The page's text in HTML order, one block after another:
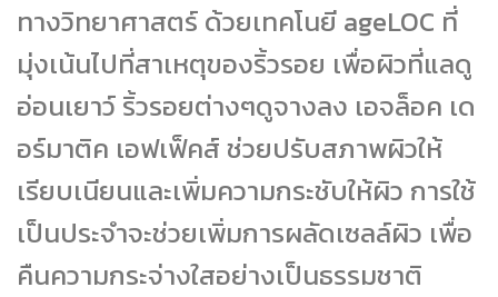
ทางวิทยาศาสตร์ ด้วยเทคโนยี ageLOC ที่
มุ่งเน้นไปที่สาเหตุของริ้วรอย เพื่อผิวที่แลดู
อ่อนเยาว์ ริ้วรอยต่างๆดูจางลง เอจล็อค เด
อร์มาติค เอฟเฟ็คส์ ช่วยปรับสภาพผิวให้
เรียบเนียนและเพิ่มความกระชับให้ผิว การใช้
เป็นประจำจะช่วยเพิ่มการผลัดเซลล์ผิว เพื่อ
คืนความกระจ่างใสอย่างเป็นธรรมชาติ